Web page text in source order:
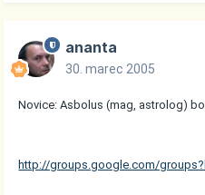
ananta
30. marec 2005
Novice: Asbolus (mag, astrolog)
http://groups.google.com/